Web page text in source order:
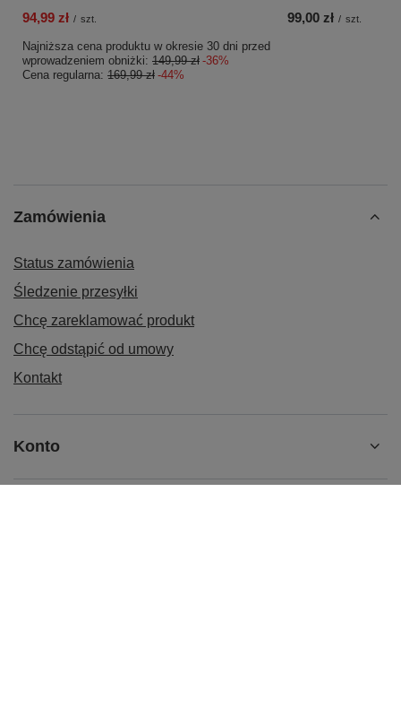
94,99 zł / szt.
Najniższa cena produktu w okresie 30 dni przed
wprowadzeniem obniżki: 149,99 zł -36%
Cena regularna: 169,99 zł -44%
99,00 zł / szt.
Zamówienia
Status zamówienia
Śledzenie przesyłki
Chcę zareklamować produkt
Chcę odstąpić od umowy
Kontakt
Konto